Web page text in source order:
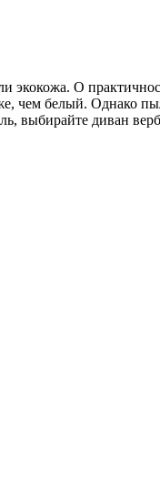
экокожа. О
чем белый. Однако
выбирайте диван